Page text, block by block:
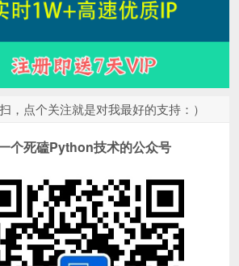
，点个关注就是对我最好的支持：）
个死磕Python技术的公众号